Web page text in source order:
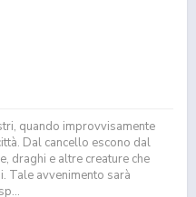
quando improvvisamente
Dal cancello escono dal
draghi e altre creature che
Tale avvenimento sarà